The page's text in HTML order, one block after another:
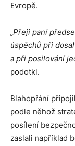
Evropě.
„Přeji paní
úspěchů při
a při posilování
podotkl.
Blahopřání
podle něhož
posílení
zaslali například